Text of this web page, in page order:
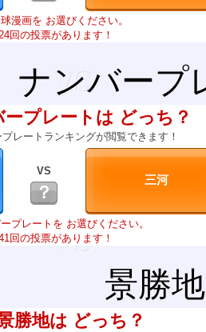
漫画を お選びください。
回の投票があります！
ナンバープ
プレートは どっち？
レートランキングが閲覧できます！
VS
？
プレートを お選びください。
回の投票があります！
景勝
勝地は どっち？